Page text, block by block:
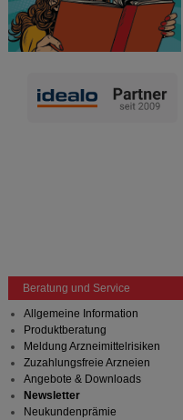
Beratung und Service
Allgemeine Information
Produktberatung
Meldung Arzneimittelrisiken
Zuzahlungsfreie Arzneien
Angebote & Downloads
Newsletter
Neukundenprämie